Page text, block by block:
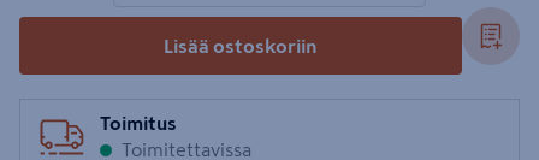
Lisää ostoskoriin
Toimitus
Toimitettavissa